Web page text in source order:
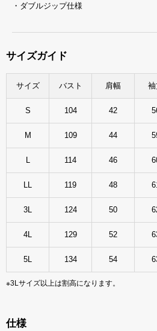
・ダブルジップ仕様
サイズガイド
サイズ バスト 肩幅 袖
S 104 42
M 109 44
114 46
119 48
3L 124 50
4L 129 52
5L 134 54
※3Lサイズ以上は割高になります。
仕様